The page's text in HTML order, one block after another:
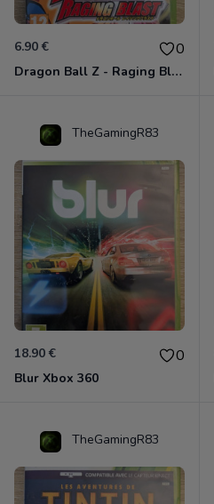
6.90 € 0
Dragon Ball Z - Raging Blast Xbox 360
TheGamingR83
18.90 € 0
Blur Xbox 360
TheGamingR83